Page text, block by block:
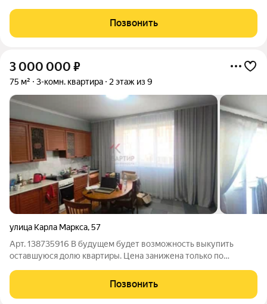
тихий двор, всего четыре квартиры на площадке. В квартире
частично сделан ремонт,
Позвонить
3 000 000 ₽
75 м² 3-комн. квартира 2 этаж из 9
улица Карла Маркса,57
Арт. 138735916 В будущем будет возможность выкупить
оставшуюся долю квартиры. Цена занижена только по
нет Квартира в самом центре города Очень просторная
Совсем недавно сделан полноценный ремонт
Позвонить